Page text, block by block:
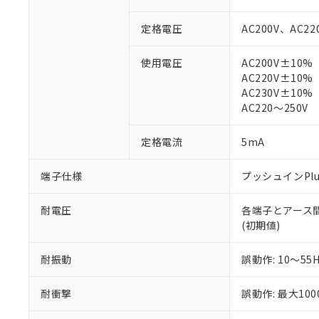
定格電圧 AC200V、
使用電圧
AC200V±10%
AC220V±10%
AC230V±10%
AC220～250V
定格電流 5mA
端子仕様 プッシュイン
耐電圧
各端子とアー
(初期値)
耐振動 誤動作: 10～
耐衝撃 誤動作: 最大
ご利用条件
以下の条件をお
当社制御機
在庫状況お
のであり、
い。
正式な納期
当社販売員に
在庫状況お
す。
ている必要が
お客様が当
対応予定：EU
対応予定なし：
調査・確認中：
非該当品：ライ
仕入先様の事情
があります。
鉛(Pb) 1000ppm以下、
六価クロム(Cr(Ⅵ))
フタル酸ビス(2-エチ
ル（DBP） 1000ppm
但し、RoHS指令で産
フタル酸エステル類の
※2 対応予定月
部品在庫の切り
※3 非含有証明
※1 中国
「○」：最大均質
「×」：最大均質
「－」：未確認で
*中国RoHS10物質の基
Cr(Ⅵ)(六価クロム) :
※2 環境保護使
「10」：通常の
味します。
などの必要な
当社は規制
ます。
当社は貴社
置等に一切
当社は、貴
また当社は
たしません。
記
△ 一定数に
－
在庫な